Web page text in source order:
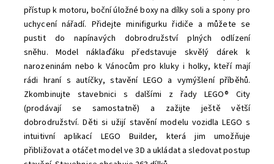
přístup k motoru, boční úložné boxy na dílky soli a spony pro
uchycení nářadí. Přidejte minifigurku řidiče a můžete se
pustit do napínavých dobrodružství plných odlízení
sněhu.Model náklaďáku představuje skvělý dárek k
narozeninám nebo k Vánocům pro kluky i holky, kteří mají
rádi hraní s autíčky, stavění LEGO a vymýšlení příběhů.
Zkombinujte stavebnici s dalšími z řady LEGO® City
(prodávají se samostatně) a zažijte ještě větší
dobrodružství.Děti si užijí stavění modelu vozidla LEGO s
intuitivní aplikací LEGO Builder, která jim umožňuje
přibližovat a otáčet model ve 3D a ukládat a sledovat postup